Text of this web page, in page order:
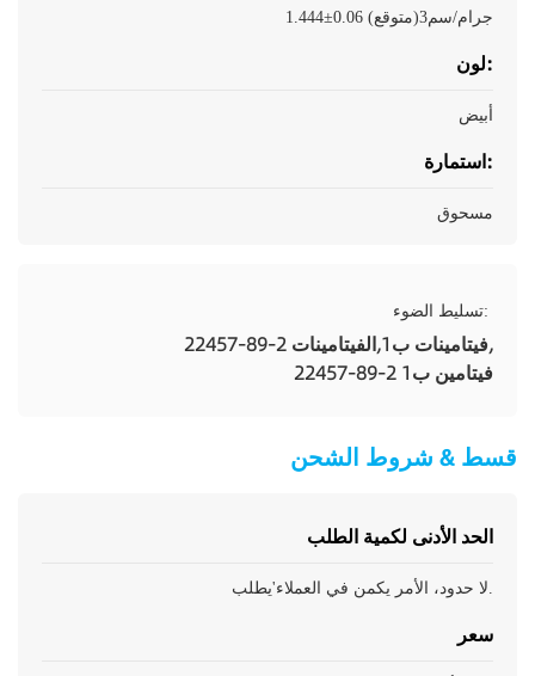
1.444±0.06 جرام/سم3(متوقع)
لون:
أبيض
استمارة:
مسحوق
تسليط الضوء:
22457-89-2 الفيتامينات, فيتامينات ب1,
22457-89-2 فيتامين ب1
قسط & شروط الشحن
الحد الأدنى لكمية الطلب
لا حدود، الأمر يكمن في العملاء'يطلب.
سعر